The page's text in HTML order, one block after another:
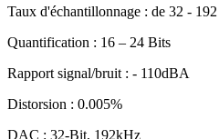
Taux d'échantillonnage : de 32 -
Quantification : 16 – 24 Bits
Rapport signal/bruit : - 110dBA
Distorsion : 0.005%
DAC : 32-Bit, 192kHz